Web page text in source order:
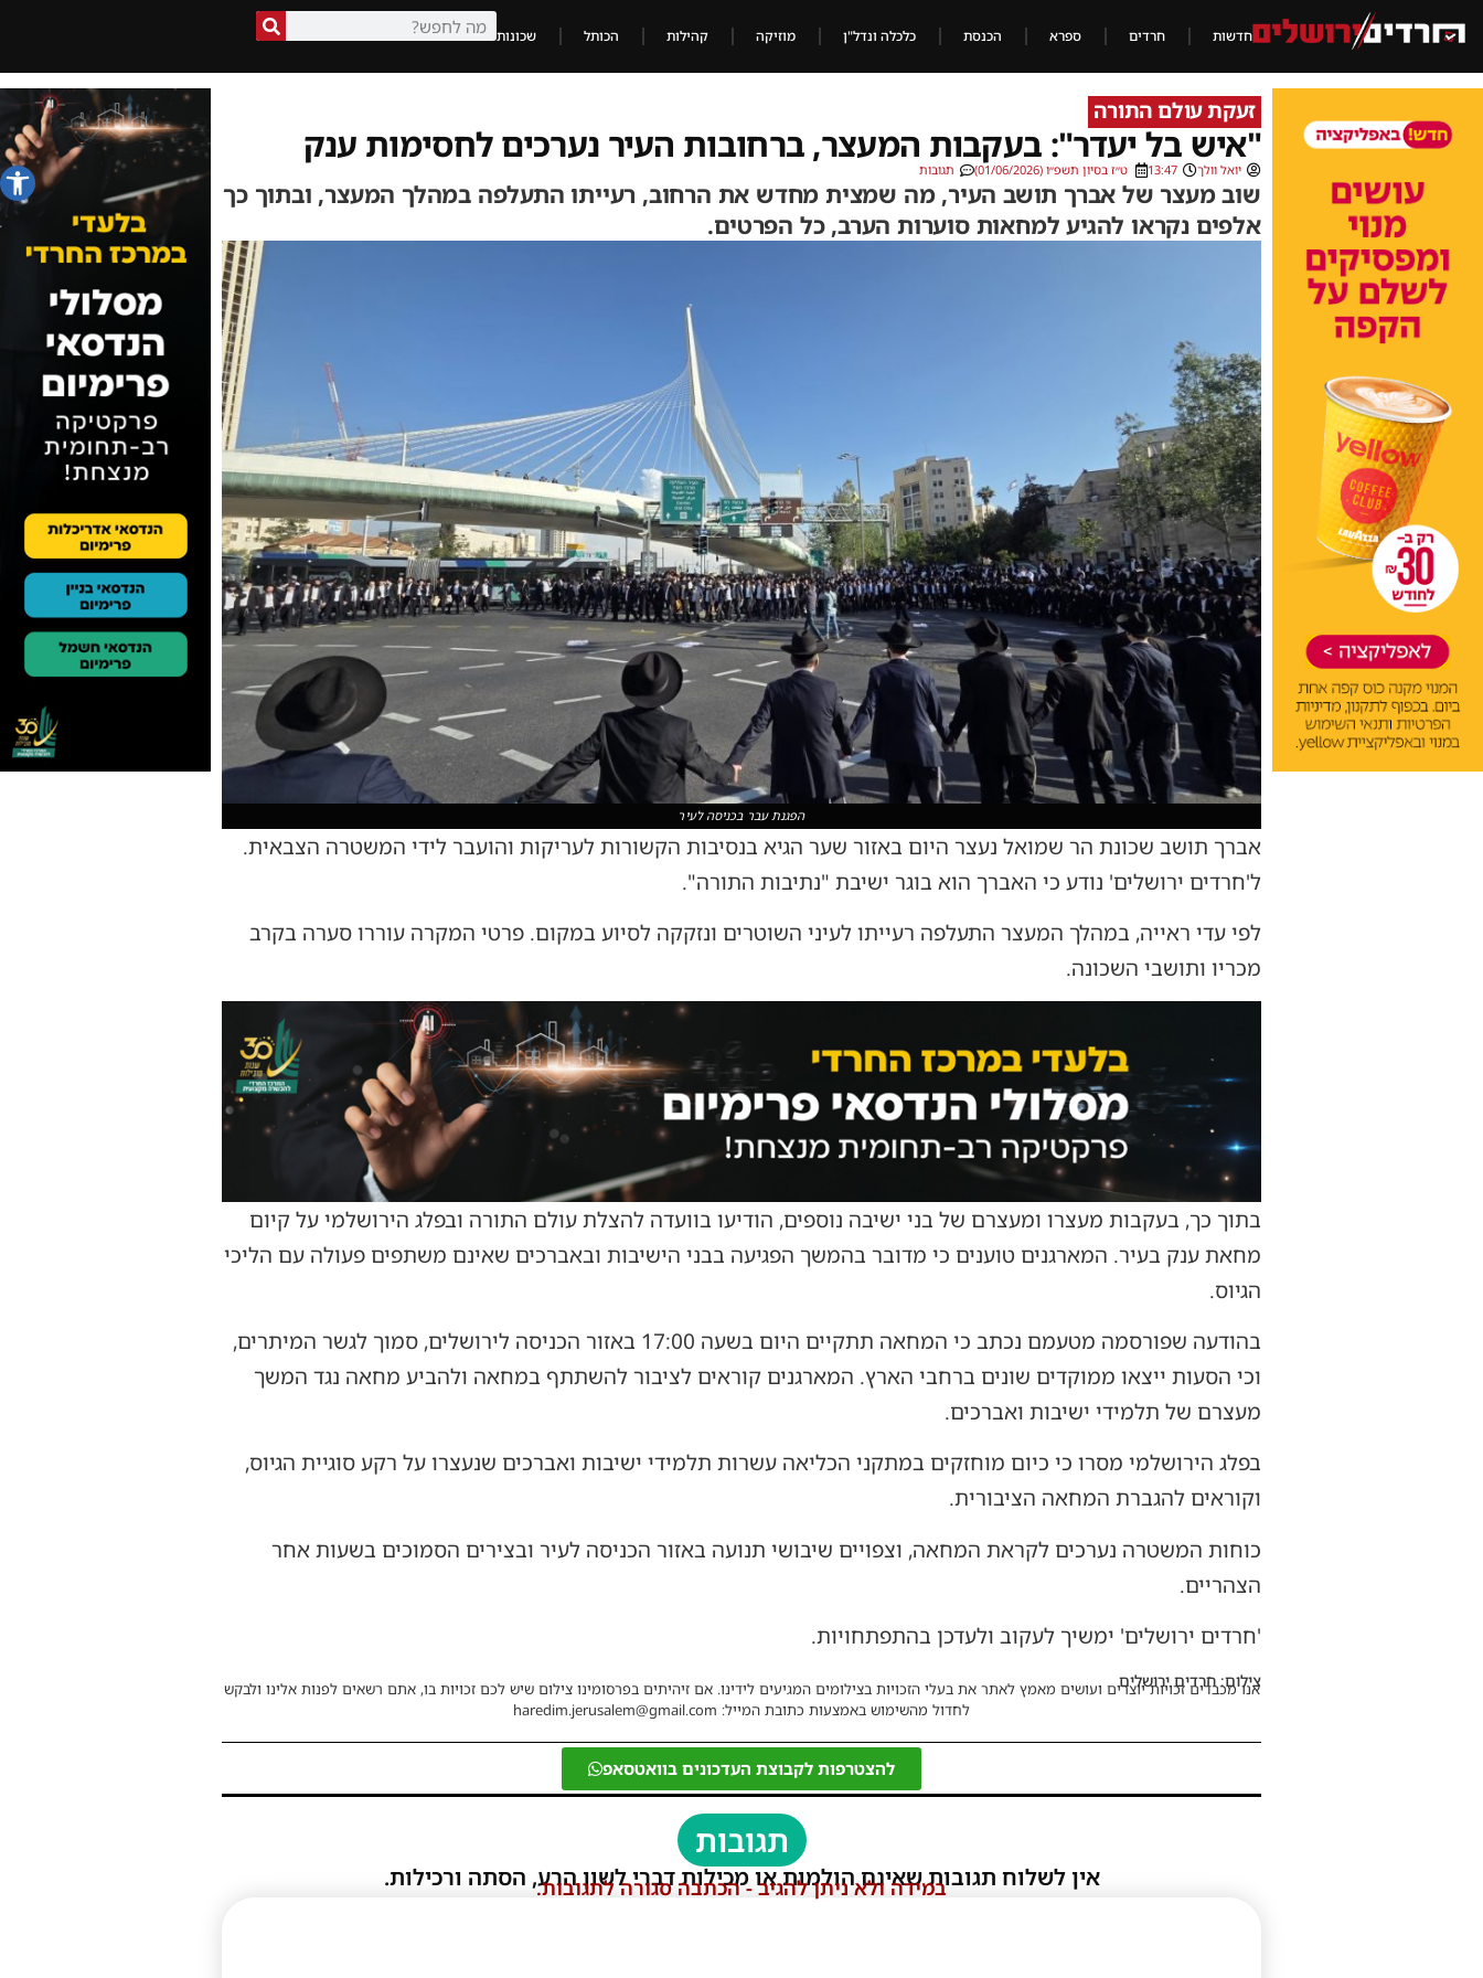
פתח
חדשות חרדים ספרא הכנסת כלכלה ונדל"ן מוזיקה קהילות הכותל שכונות
זעקת עולם התורה
"איש בל יעדר": בעקבות המעצר, ברחובות העיר נערכים לחסימות ענק
יואל וולך 13:47 ט״ז בסיון תשפ״ו (01/06/2026) תגובות
שוב מעצר של אברך תושב העיר, מה שמצית מחדש את הרחוב, רעייתו התעלפה במהלך המעצר, ובתוך כך
אלפים נקראו להגיע למחאות סוערות הערב, כל הפרטים.
הפגנת עבר בכניסה לעיר
אברך תושב שכונת הר שמואל נעצר היום באזור שער הגיא בנסיבות הקשורות לעריקות והועבר לידי המשטרה הצבאית.
ל'חרדים ירושלים' נודע כי האברך הוא בוגר ישיבת "נתיבות התורה".
לפי עדי ראייה, במהלך המעצר התעלפה רעייתו לעיני השוטרים ונזקקה לסיוע במקום. פרטי המקרה עוררו סערה בקרב
מכריו ותושבי השכונה.
בתוך כך, בעקבות מעצרו ומעצרם של בני ישיבה נוספים, הודיעו בוועדה להצלת עולם התורה ובפלג הירושלמי על קיום
מחאת ענק בעיר. המארגנים טוענים כי מדובר בהמשך הפגיעה בבני הישיבות ובאברכים שאינם משתפים פעולה עם הליכי
הגיוס.
בהודעה שפורסמה מטעמם נכתב כי המחאה תתקיים היום בשעה 17:00 באזור הכניסה לירושלים, סמוך לגשר המיתרים,
וכי הסעות ייצאו ממוקדים שונים ברחבי הארץ. המארגנים קוראים לציבור להשתתף במחאה ולהביע מחאה נגד המשך
מעצרם של תלמידי ישיבות ואברכים.
בפלג הירושלמי מסרו כי כיום מוחזקים במתקני הכליאה עשרות תלמידי ישיבות ואברכים שנעצרו על רקע סוגיית הגיוס,
וקוראים להגברת המחאה הציבורית.
כוחות המשטרה נערכים לקראת המחאה, וצפויים שיבושי תנועה באזור הכניסה לעיר ובצירים הסמוכים בשעות אחר
הצהריים.
'חרדים ירושלים' ימשיך לעקוב ולעדכן בהתפתחויות.
צילום: חרדים ירושלים
אנו מכבדים זכויות יוצרים ועושים מאמץ לאתר את בעלי הזכויות בצילומים המגיעים לידינו. אם זיהיתים בפרסומינו צילום שיש לכם זכויות בו, אתם רשאים לפנות אלינו ולבקש
לחדול מהשימוש באמצעות כתובת המייל: haredim.jerusalem@gmail.com
להצטרפות לקבוצת העדכונים בוואטסאפ
תגובות
אין לשלוח תגובות שאינם הולמות או מכילות דברי לשון הרע, הסתה ורכילות.
במידה ולא ניתן להגיב - הכתבה סגורה לתגובות.